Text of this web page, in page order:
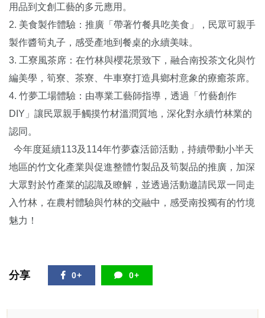
用品到文創工藝的多元應用。
2. 美食製作體驗：推廣「帶著竹餐具吃美食」，民眾可親手
製作醬筍丸子，感受產地到餐桌的永續美味。
3. 工寮風茶席：在竹林與櫻花景致下，融合南投茶文化與竹
編美學，筍寮、茶寮、牛車寮打造具鄉村意象的療癒茶席。
4. 竹夢工場體驗：由專業工藝師指導，透過「竹藝創作
DIY」讓民眾親手觸摸竹材溫潤質地，深化對永續竹林業的
認同。
今年度延續113及114年竹夢森活節活動，持續帶動小半天
地區的竹文化產業與促進整體竹製品及筍製品的推廣，加深
大眾對於竹產業的認識及瞭解，並透過活動邀請民眾一同走
入竹林，在農村體驗與竹林的交融中，感受南投獨有的竹境
魅力！
分享 0+ 0+